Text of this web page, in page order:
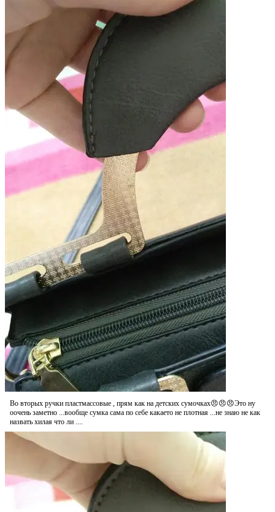
Во вторых ручки пластмассовые , прям как на детских сумочках😠😠😠Это ну
оочень заметно ...вообще сумка сама по себе какаето не плотная ...не знаю не как
назвать хилая что ли ....